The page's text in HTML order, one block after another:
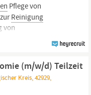
Pflege von
Reinigung
von
bei Ein- und
Einkäufe Dein
Umfeld
(m/w/d) Teilzeit
Kreis, 42929,